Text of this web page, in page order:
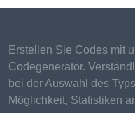
Erstellen Sie Codes mit
Codegenerator.
bei der Auswahl des
Möglichkeit, Statistiken